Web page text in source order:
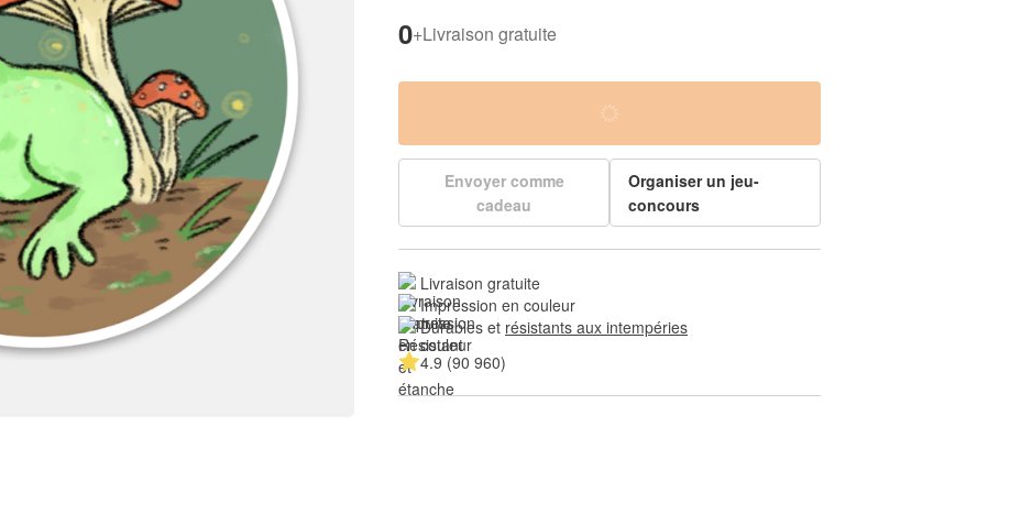
0+Livraison gratuite
Envoyer comme
cadeau
Organiser un jeu-
concours
Livraison gratuite
Impression en couleur
Durables et résistants aux intempéries
4.9 (90 960)